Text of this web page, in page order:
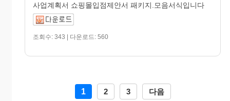
사업계획서 쇼핑몰입점제안서 패키지.모음서식입니다
조회수: 343 | 다운로드: 560
1 2 3 다음